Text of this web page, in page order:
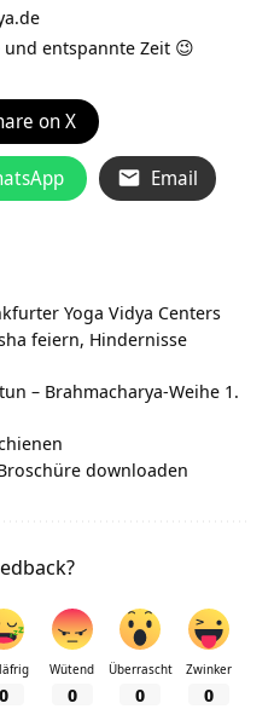
entspannte Zeit 😉
on X
Email
Yoga Vidya Centers
feiern, Hindernisse
– Brahmacharya-Weihe 1.
downloaden
0
Wütend
0
Überrascht
0
Zwinker
0